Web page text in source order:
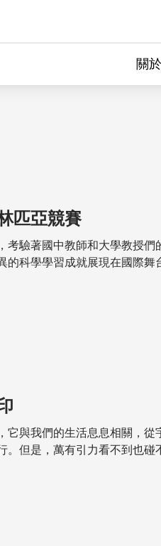
關
匹亞競賽
考驗著國中教師和大學教授們
的科學學習成就展現在國際舞
它與我們的生活息息相關，從
。但是，萬有引力看不到也碰